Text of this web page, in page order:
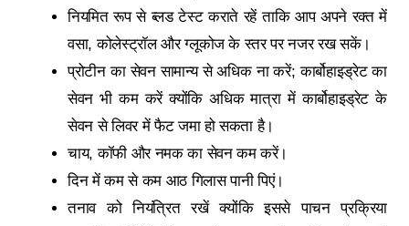
नियमित रूप से ब्‍लड टेस्‍ट कराते रहें ताकि आप अपने रक्‍त में
वसा, कोलेस्ट्रॉल और ग्लूकोज के स्तर पर नजर रख सकें।
प्रोटीन का सेवन सामान्‍य से अधिक ना करें; कार्बोहाइड्रेट का
सेवन भी कम करें क्योंकि अधिक मात्रा में कार्बोहाइड्रेट के
सेवन से लिवर में फैट जमा हो सकता है।
चाय, कॉफी और नमक का सेवन कम करें।
दिन में कम से कम आठ गिलास पानी पिएं।
तनाव को नियंत्रित रखें क्योंकि इससे पाचन प्रक्रिया